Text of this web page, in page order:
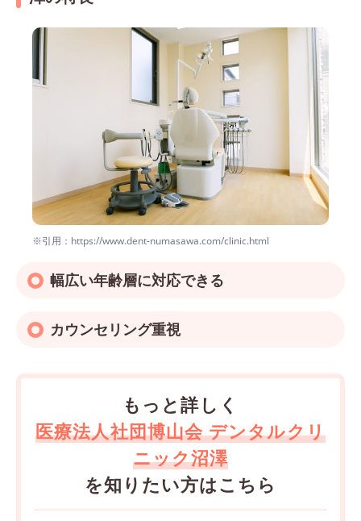
※引用：https://www.dent-numasawa.com/clinic.html
幅広い年齢層に対応できる
カウンセリング重視
もっと詳しく
医療法人社団博山会 デンタルクリ
ニック沼澤
を知りたい方はこちら